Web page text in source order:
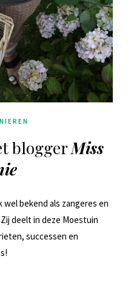
bloggerMiss
wel bekend als zangeres en
deelt in deze Moestuin
successen en